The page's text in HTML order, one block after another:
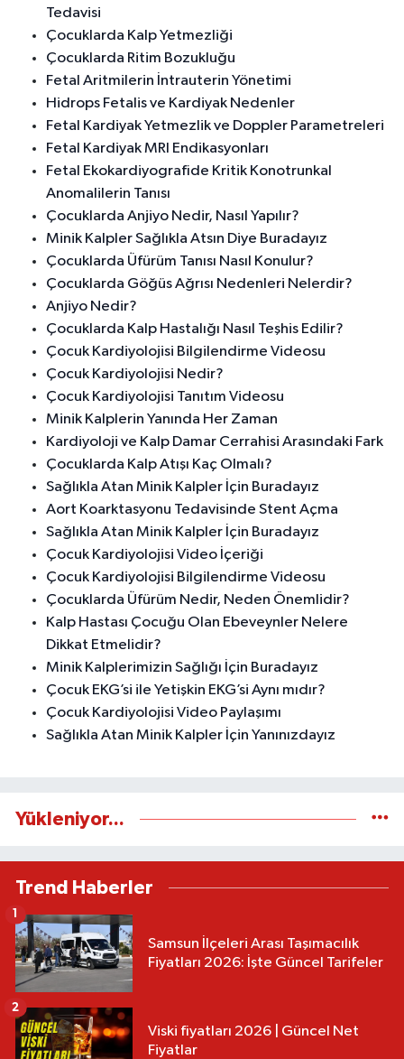
Tedavisi
Çocuklarda Kalp Yetmezliği
Çocuklarda Ritim Bozukluğu
Fetal Aritmilerin İntrauterin Yönetimi
Hidrops Fetalis ve Kardiyak Nedenler
Fetal Kardiyak Yetmezlik ve Doppler Parametreleri
Fetal Kardiyak MRI Endikasyonları
Fetal Ekokardiyografide Kritik Konotrunkal
Anomalilerin Tanısı
Çocuklarda Anjiyo Nedir, Nasıl Yapılır?
Minik Kalpler Sağlıkla Atsın Diye Buradayız
Çocuklarda Üfürüm Tanısı Nasıl Konulur?
Çocuklarda Göğüs Ağrısı Nedenleri Nelerdir?
Anjiyo Nedir?
Çocuklarda Kalp Hastalığı Nasıl Teşhis Edilir?
Çocuk Kardiyolojisi Bilgilendirme Videosu
Çocuk Kardiyolojisi Nedir?
Çocuk Kardiyolojisi Tanıtım Videosu
Minik Kalplerin Yanında Her Zaman
Kardiyoloji ve Kalp Damar Cerrahisi Arasındaki Fark
Çocuklarda Kalp Atışı Kaç Olmalı?
Sağlıkla Atan Minik Kalpler İçin Buradayız
Aort Koarktasyonu Tedavisinde Stent Açma
Sağlıkla Atan Minik Kalpler İçin Buradayız
Çocuk Kardiyolojisi Video İçeriği
Çocuk Kardiyolojisi Bilgilendirme Videosu
Çocuklarda Üfürüm Nedir, Neden Önemlidir?
Kalp Hastası Çocuğu Olan Ebeveynler Nelere
Dikkat Etmelidir?
Minik Kalplerimizin Sağlığı İçin Buradayız
Çocuk EKG’si ile Yetişkin EKG’si Aynı mıdır?
Çocuk Kardiyolojisi Video Paylaşımı
Sağlıkla Atan Minik Kalpler İçin Yanınızdayız
Yükleniyor...
Trend Haberler
Samsun İlçeleri Arası Taşımacılık
Fiyatları 2026: İşte Güncel Tarifeler
1
Viski fiyatları 2026 | Güncel Net
Fiyatlar
2